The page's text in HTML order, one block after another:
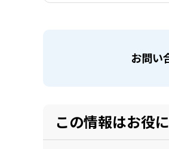
お問い
この情報はお役